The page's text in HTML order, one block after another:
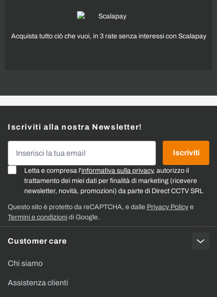
Acquista tutto ciò che vuoi, in 3 rate senza interessi con Scalapay
Customer care
Chi siamo
Assistenza clienti
Iscriviti alla nostra Newsletter!
Letta e compresa l'informativa sulla privacy, autorizzo il
trattamento dei miei dati per finalità di marketing (ricevere
newsletter, novità, promozioni) da parte di Direct CCTV SRL
Iscriviti
Questo sito è protetto da reCAPTCHA, e dalle Privacy Policy e
Termini e condizioni di Google.